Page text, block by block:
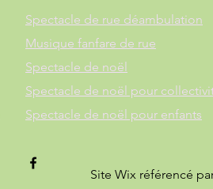
Spectacle de rue déambulation
Musique fanfare de rue
Spectacle de noël
Spectacle de noël pour
Spectacle de noël pour enfants
Site Wix référencé